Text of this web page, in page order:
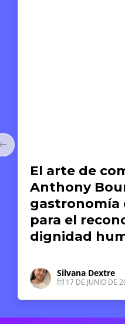
El arte de
Anthony
gastronomía
para el
dignidad
Silvana Dextre
17 DE JUNIO DE